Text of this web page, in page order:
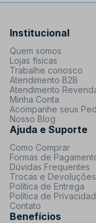
Institucional
Quem somos
Lojas físicas
Trabalhe conosco
Atendimento B2B
Atendimento
Minha Conta
Acompanhe seus
Nosso Blog
Ajuda e Suporte
Como Comprar
Formas de
Dúvidas Frequentes
Trocas e Devoluções
Política de Entrega
Política de
Contato
Benefícios